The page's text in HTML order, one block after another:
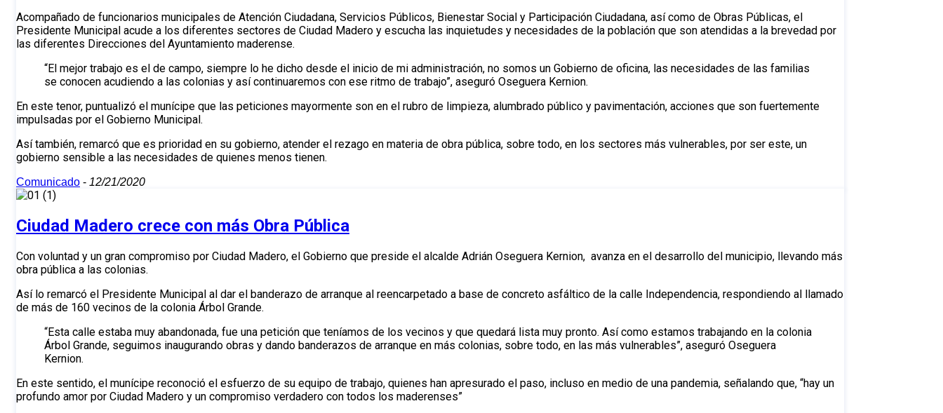
Acompañado de funcionarios municipales de Atención Ciudadana, Servicios Públicos, Bienestar Social y Participación Ciudadana, así como de Obras Públicas, el
Presidente Municipal acude a los diferentes sectores de Ciudad Madero y escucha las inquietudes y necesidades de la población que son atendidas a la brevedad por
las diferentes Direcciones del Ayuntamiento maderense.
“El mejor trabajo es el de campo, siempre lo he dicho desde el inicio de mi administración, no somos un Gobierno de oficina, las necesidades de las familias
se conocen acudiendo a las colonias y así continuaremos con ese ritmo de trabajo”, aseguró Oseguera Kernion.
En este tenor, puntualizó el munícipe que las peticiones mayormente son en el rubro de limpieza, alumbrado público y pavimentación, acciones que son fuertemente
impulsadas por el Gobierno Municipal.
Así también, remarcó que es prioridad en su gobierno, atender el rezago en materia de obra pública, sobre todo, en los sectores más vulnerables, por ser este, un
gobierno sensible a las necesidades de quienes menos tienen.
Comunicado - 12/21/2020
Ciudad Madero crece con más Obra Pública
Con voluntad y un gran compromiso por Ciudad Madero, el Gobierno que preside el alcalde Adrián Oseguera Kernion, avanza en el desarrollo del municipio, llevando más
obra pública a las colonias.
Así lo remarcó el Presidente Municipal al dar el banderazo de arranque al reencarpetado a base de concreto asfáltico de la calle Independencia, respondiendo al llamado
de más de 160 vecinos de la colonia Árbol Grande.
“Esta calle estaba muy abandonada, fue una petición que teníamos de los vecinos y que quedará lista muy pronto. Así como estamos trabajando en la colonia
Árbol Grande, seguimos inaugurando obras y dando banderazos de arranque en más colonias, sobre todo, en las más vulnerables”, aseguró Oseguera
Kernion.
En este sentido, el munícipe reconoció el esfuerzo de su equipo de trabajo, quienes han apresurado el paso, incluso en medio de una pandemia, señalando que, “hay un
profundo amor por Ciudad Madero y un compromiso verdadero con todos los maderenses”